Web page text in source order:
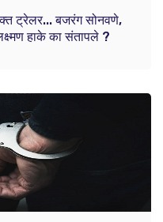
ट्रेलर... बजरंग सोनवणे,
हाके का संतापले ?